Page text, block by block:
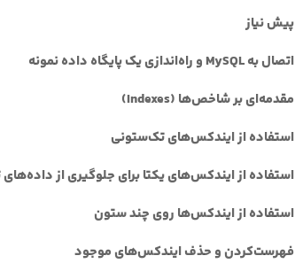
پیش نیاز
اتصال به MySQL و راه‌اندازی یک پایگاه داده نمونه
مقدمه‌ای بر شاخص‌ها (Indexes)
استفاده از ایندکس‌هایتک‌ستونی
استفاده از ایندکس‌های یکتا برای جلوگیری از داده‌های
استفاده از ایندکس‌ها روی چند ستون
فهرست‌کردن و حذف ایندکس‌های موجود